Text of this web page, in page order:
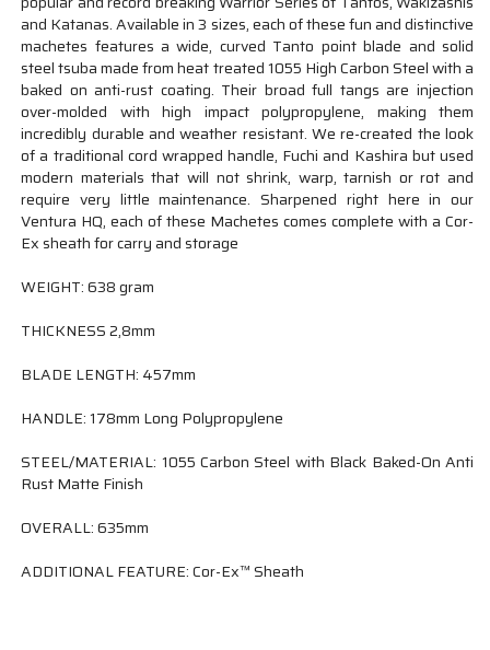
and Katanas. Available in 3 sizes, each of these fun and distinctive
machetes features a wide, curved Tanto point blade and solid
steel tsuba made from heat treated 1055 High Carbon Steel with a
baked on anti-rust coating. Their broad full tangs are injection
over-molded with high impact polypropylene, making them
incredibly durable and weather resistant. We re-created the look
of a traditional cord wrapped handle, Fuchi and Kashira but used
modern materials that will not shrink, warp, tarnish or rot and
require very little maintenance. Sharpened right here in our
Ventura HQ, each of these Machetes comes complete with a Cor-
Ex sheath for carry and storage
WEIGHT: 638 gram
THICKNESS 2,8mm
BLADE LENGTH: 457mm
HANDLE: 178mm Long Polypropylene
STEEL/MATERIAL: 1055 Carbon Steel with Black Baked-On Anti
Rust Matte Finish
OVERALL: 635mm
ADDITIONAL FEATURE: Cor-Ex™ Sheath